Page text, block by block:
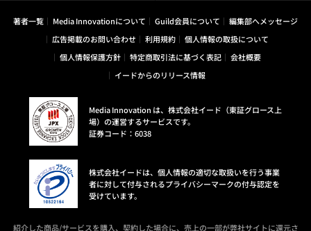
著者一覧 Media Innovationについて Guild会員について
編集部へメッセージ
広告掲載のお問い合わせ
利用規約
個人情報の取扱について
個人情報保護方針
特定商取引法に基づく表記
会社概要
イードからのリリース情報
Media Innovation は、株式会社イード（東証グロース上
場）の運営するサービスです。
証券コード：6038
株式会社イードは、個人情報の適切な取扱いを行う事業
者に対して付与されるプライバシーマークの付与認定を
受けています。
紹介した商品/サービスを購入、契約した場合に、売上の一部が弊社サイトに還元さ